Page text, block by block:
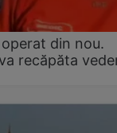
din nou.
recăpăta